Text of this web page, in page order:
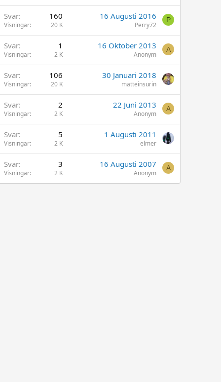
Svar 160
Visningar 20 K
16 Augusti 2016
Perry72
P
Svar 1
Visningar 2 K
16 Oktober 2013
Anonym
A
Svar 106
Visningar 20 K
30 Januari 2018
matteinsurin
Svar 2
Visningar 2 K
22 Juni 2013
Anonym
A
Svar 5
Visningar 2 K
1 Augusti 2011
elmer
Svar 3
Visningar 2 K
16 Augusti 2007
Anonym
A